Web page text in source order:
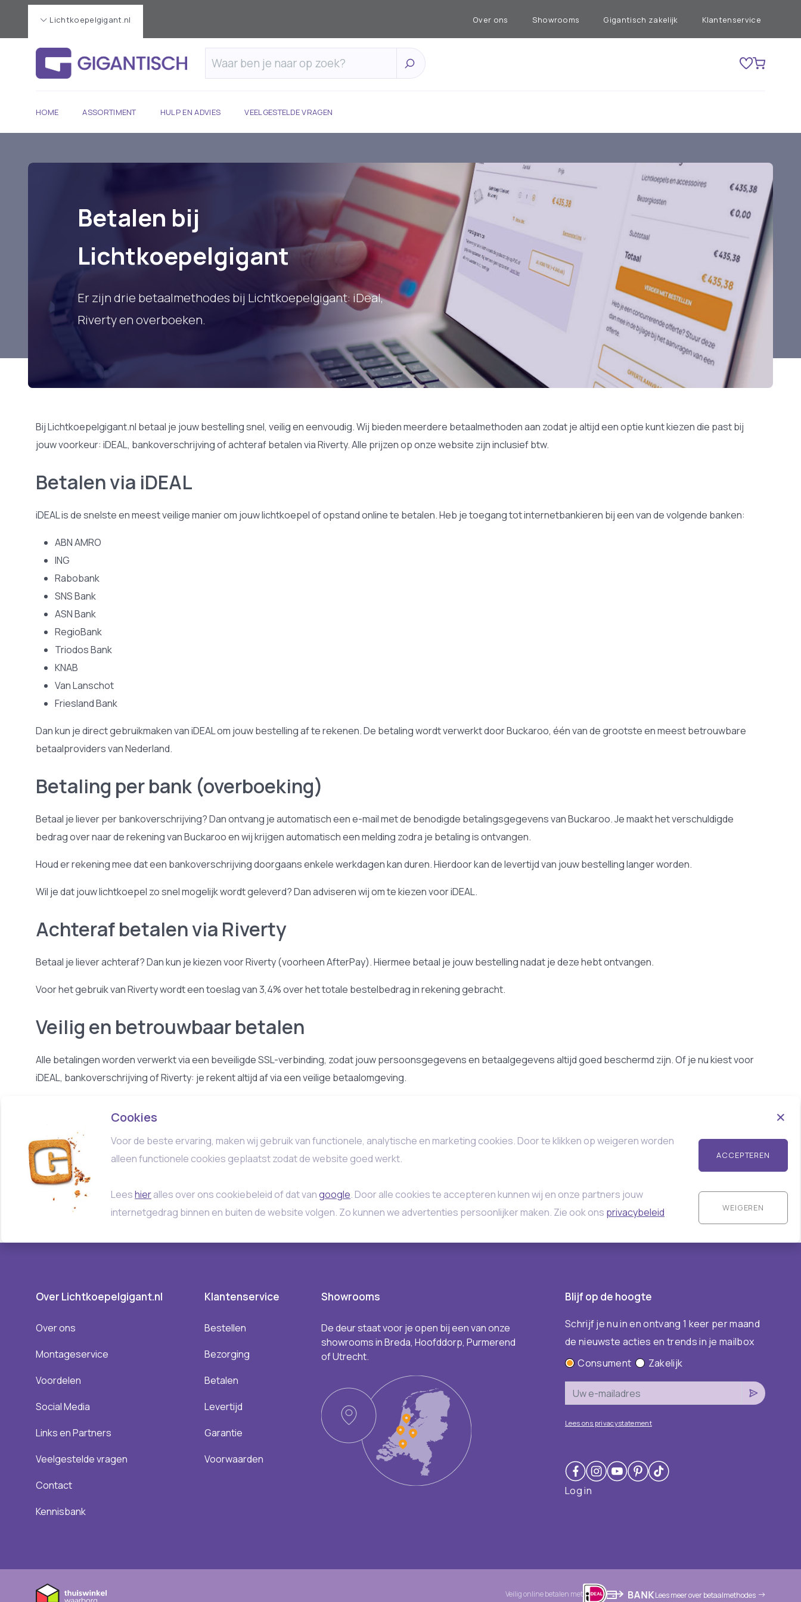
Lichtkoepelgigant.nl Over ons Showrooms Gigantisch zakelijk Klantenservice
HOME ASSORTIMENT HULP EN ADVIES VEELGESTELDE VRAGEN
Betalen bij
Lichtkoepelgigant
Er zijn drie betaalmethodes bij Lichtkoepelgigant: iDeal,
Riverty en overboeken.
Bij Lichtkoepelgigant.nl betaal je jouw bestelling snel, veilig en eenvoudig. Wij bieden meerdere betaalmethoden aan zodat je altijd een optie kunt kiezen die past bij
jouw voorkeur: iDEAL, bankoverschrijving of achteraf betalen via Riverty. Alle prijzen op onze website zijn inclusief btw.
Betalen via iDEAL
iDEAL is de snelste en meest veilige manier om jouw lichtkoepel of opstand online te betalen. Heb je toegang tot internetbankieren bij een van de volgende banken:
ABN AMRO
ING
Rabobank
SNS Bank
ASN Bank
RegioBank
Triodos Bank
KNAB
Van Lanschot
Friesland Bank
Dan kun je direct gebruikmaken van iDEAL om jouw bestelling af te rekenen. De betaling wordt verwerkt door Buckaroo, één van de grootste en meest betrouwbare
betaalproviders van Nederland.
Betaling per bank (overboeking)
Betaal je liever per bankoverschrijving? Dan ontvang je automatisch een e-mail met de benodigde betalingsgegevens van Buckaroo. Je maakt het verschuldigde
bedrag over naar de rekening van Buckaroo en wij krijgen automatisch een melding zodra je betaling is ontvangen.
Houd er rekening mee dat een bankoverschrijving doorgaans enkele werkdagen kan duren. Hierdoor kan de levertijd van jouw bestelling langer worden.
Wil je dat jouw lichtkoepel zo snel mogelijk wordt geleverd? Dan adviseren wij om te kiezen voor iDEAL.
Achteraf betalen via Riverty
Betaal je liever achteraf? Dan kun je kiezen voor Riverty (voorheen AfterPay). Hiermee betaal je jouw bestelling nadat je deze hebt ontvangen.
Voor het gebruik van Riverty wordt een toeslag van 3,4% over het totale bestelbedrag in rekening gebracht.
Veilig en betrouwbaar betalen
Alle betalingen worden verwerkt via een beveiligde SSL-verbinding, zodat jouw persoonsgegevens en betaalgegevens altijd goed beschermd zijn. Of je nu kiest voor
iDEAL, bankoverschrijving of Riverty: je rekent altijd af via een veilige betaalomgeving.
Cookies
Voor de beste ervaring, maken wij gebruik van functionele, analytische en marketing cookies. Door te klikken op weigeren worden
alleen functionele cookies geplaatst zodat de website goed werkt.
Leeshieralles over ons cookiebeleid of dat vangoogle. Door alle cookies te accepteren kunnen wij en onze partners jouw
internetgedrag binnen en buiten de website volgen. Zo kunnen we advertenties persoonlijker maken. Zie ook ons privacybeleid
ACCEPTEREN
WEIGEREN
Over Lichtkoepelgigant.nl
Over ons
Montageservice
Voordelen
Social Media
Links en Partners
Veelgestelde vragen
Contact
Kennisbank
Klantenservice
Bestellen
Bezorging
Betalen
Levertijd
Garantie
Voorwaarden
Showrooms
De deur staat voor je open bij een van onze
showrooms in Breda, Hoofddorp, Purmerend
of Utrecht.
Blijf op de hoogte
Schrijf je nu in en ontvang 1 keer per maand
de nieuwste acties en trends in je mailbox
Consument
Zakelijk
Lees ons privacystatement
Log in
Veilig online betalen met Lees meer over betaalmethodes